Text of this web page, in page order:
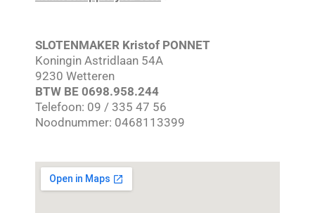
SLOTENMAKER Kristof PONNET
Koningin Astridlaan 54A
9230 Wetteren
BTW BE 0698.958.244
Telefoon: 09 / 335 47 56
Noodnummer: 0468113399